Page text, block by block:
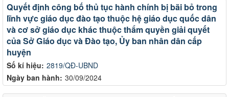
Số kí hiệu: 2819/QĐ-UBND
Ngày ban hành: 30/09/2024
Quyết định công bố thủ tục hành chính bị bãi bỏ trong
lĩnh vực giáo dục đào tạo thuộc hệ giáo dục quốc dân
và cơ sở giáo dục khác thuộc thẩm quyền giải quyết
của Sở Giáo dục và Đào tạo, Ủy ban nhân dân cấp
huyện